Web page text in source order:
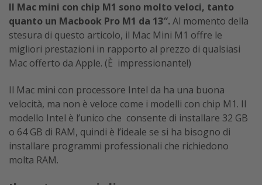
Il Mac mini con chip M1 sono molto veloci, tanto
quanto un Macbook Pro M1 da 13″.Al momento della
stesura di questo articolo, il Mac Mini M1 offre le
migliori prestazioni in rapporto al prezzo di qualsiasi
Mac offerto da Apple. (È impressionante!)
Il Mac mini con processore Intel da ha una buona
velocità, ma non è veloce come i modelli con chip M1. Il
modello Intel è l’unico che consente di installare 32 GB
o 64 GB di RAM, quindi è l’ideale se si ha bisogno di
installare programmi professionali che richiedono
molta RAM.